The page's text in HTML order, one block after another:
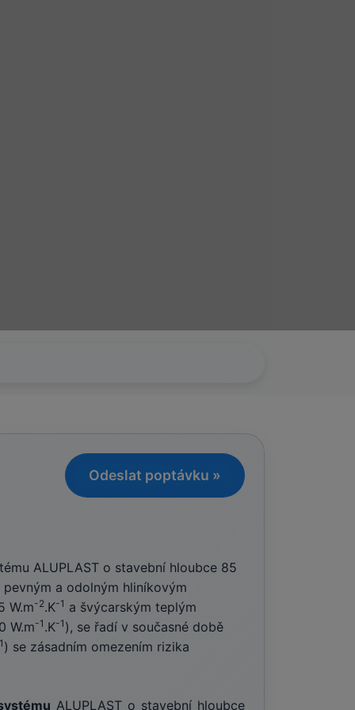
Odeslat poptávku »
ALUPLAST o stavební hloubce 85
a odolným hliníkovým
W.m-2.K-1 a švýcarským teplým
W.m-1 .K-1 ), se řadí v současné době
) se zásadním omezením rizika
ALUPLAST o stavební hloubce